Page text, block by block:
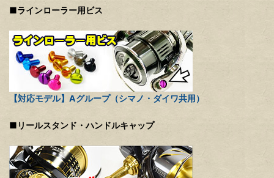
■ラインローラー用ビス
【対応モデル】Aグループ（シマノ・ダイワ共用）
■リールスタンド・ハンドルキャップ